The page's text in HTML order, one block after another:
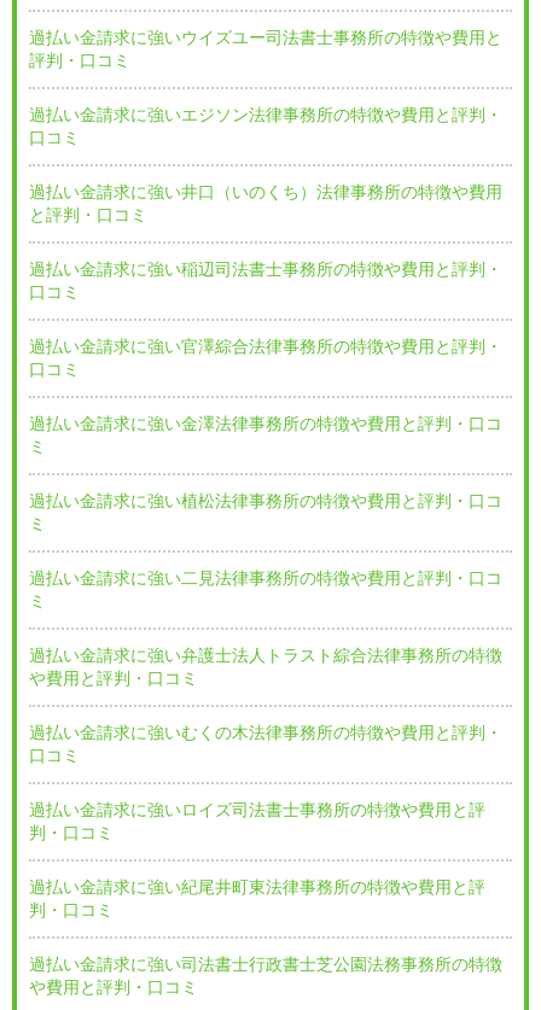
過払い金請求に強いウイズユー司法書士事務所の特徴や費用と
評判・口コミ
過払い金請求に強いエジソン法律事務所の特徴や費用と評判・
口コミ
過払い金請求に強い井口（いのくち）法律事務所の特徴や費用
と評判・口コミ
過払い金請求に強い稲辺司法書士事務所の特徴や費用と評判・
口コミ
過払い金請求に強い官澤綜合法律事務所の特徴や費用と評判・
口コミ
過払い金請求に強い金澤法律事務所の特徴や費用と評判・口コ
ミ
過払い金請求に強い植松法律事務所の特徴や費用と評判・口コ
ミ
過払い金請求に強い二見法律事務所の特徴や費用と評判・口コ
ミ
過払い金請求に強い弁護士法人トラスト綜合法律事務所の特徴
や費用と評判・口コミ
過払い金請求に強いむくの木法律事務所の特徴や費用と評判・
口コミ
過払い金請求に強いロイズ司法書士事務所の特徴や費用と評
判・口コミ
過払い金請求に強い紀尾井町東法律事務所の特徴や費用と評
判・口コミ
過払い金請求に強い司法書士行政書士芝公園法務事務所の特徴
や費用と評判・口コミ